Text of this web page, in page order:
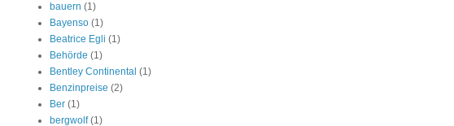
bauern (1)
Bayenso (1)
Beatrice Egli (1)
Behörde (1)
Bentley Continental (1)
Benzinpreise (2)
Ber (1)
bergwolf (1)